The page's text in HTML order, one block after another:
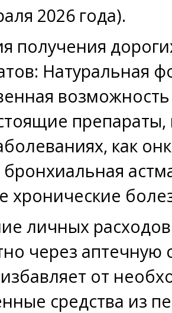
2026 года).
получения
Натуральная
как
хронические
личных
через аптечную
от
средства из